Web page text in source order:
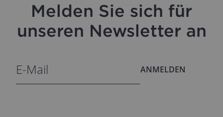
Melden Sie sich für
unseren Newsletter an
ANMELDEN